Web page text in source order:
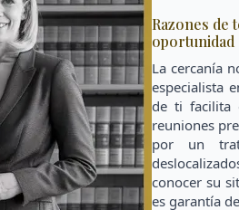
Razones de
oportunidad
La cercanía
especialista
de ti facilita
reuniones
por un
conocer su
es garantía